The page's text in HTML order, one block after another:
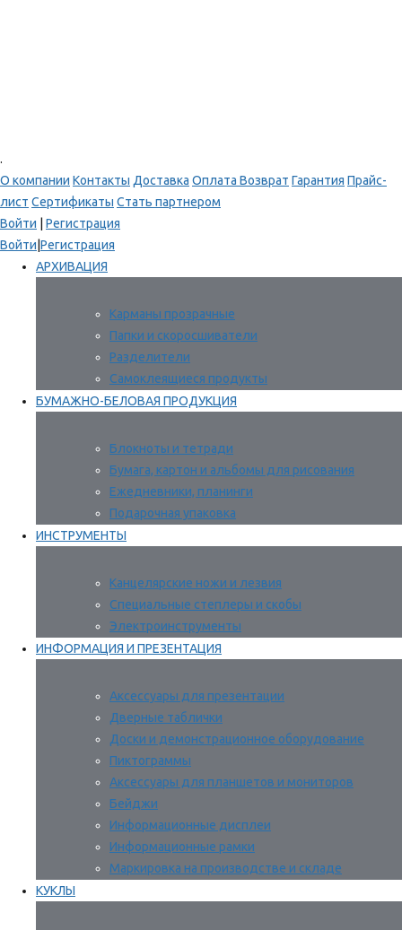
.
О компании Контакты Доставка Оплата Возврат Гарантия Прайс-
лист Сертификаты Стать партнером
Войти
Регистрация
Войти Регистрация
АРХИВАЦИЯ
Карманы прозрачные
Папки и скоросшиватели
Разделители
Самоклеящиеся продукты
БУМАЖНО-БЕЛОВАЯ ПРОДУКЦИЯ
Блокноты и тетради
Бумага, картон и альбомы для рисования
Ежедневники, планинги
Подарочная упаковка
ИНСТРУМЕНТЫ
Канцелярские ножи и лезвия
Специальные степлеры и скобы
Электроинструменты
ИНФОРМАЦИЯ И ПРЕЗЕНТАЦИЯ
Аксессуары для презентации
Дверные таблички
Доски и демонстрационное оборудование
Пиктограммы
Аксессуары для планшетов и мониторов
Бейджи
Информационные дисплеи
Информационные рамки
Маркировка на производстве и складе
КУКЛЫ